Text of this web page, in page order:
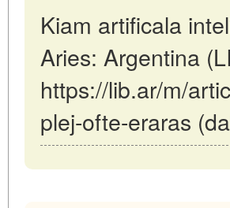
Kiam artificala
Aries: Argentina
https://lib.ar/m/
plej-ofte-eraras